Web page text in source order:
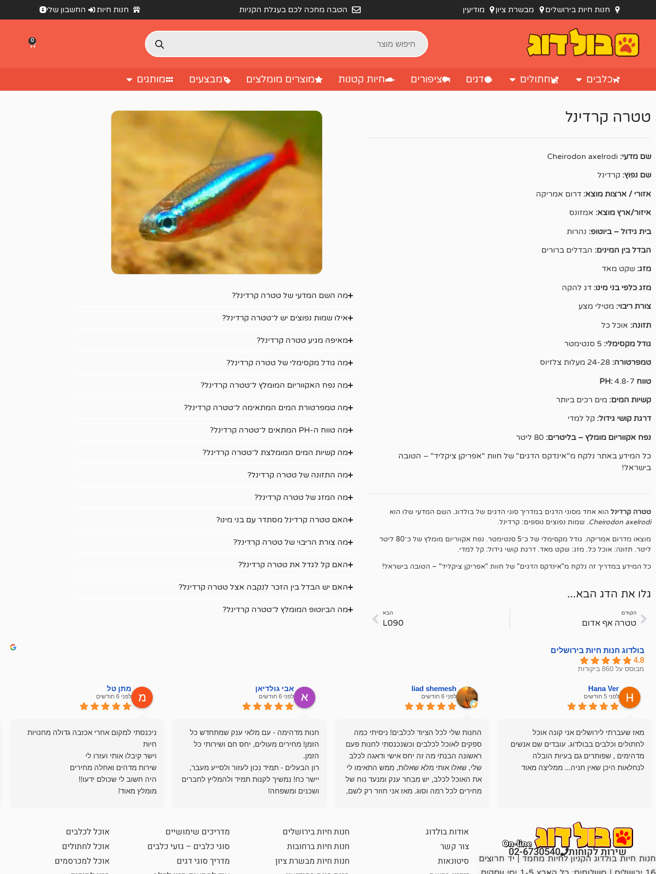
חנות חיות בירושלים מבשרת ציון מודיעין הטבה מחכה לכם בעגלת הקניות חנות חיות החשבון שלי
0
כלבים חתולים דגים ציפורים חיות קטנות מוצרים מומלצים מבצעים מותגים
טטרה קרדינל
שם מדעי:
שם נפוץ: קרדינל
אזורי / ארצות מוצא: דרום אמריקה
איזור/ארץ מוצא: אמזונס
בית גידול – ביוטופ: נהרות
הבדל בין המינים: הבדלים ברורים
מזג: שקט מאד
מזג כלפי בני מינו: דג להקה
צורת ריבוי: מטילי מצע
תזונה: אוכל כל
גודל מקסימלי:
טמפרטורה:
טווח PH: 4.8-7
קשיות המים: מים רכים ביותר
דרגת קושי גידול: קל למדי
נפח אקווריום מומלץ – בליטרים:
כל המידע באתר נלקח מ"אינדקס הדגים" של חוות "אפריקן ציקליד" – הטובה
בישראל!
טטרה קרדינל הוא אחד מסוגי הדגים במדריך סוגי הדגים של בולדוג. השם המדעי שלו הוא
Cheirodon axelrodi. שמות נפוצים נוספים: קרדינל.
מוצאו מדרום אמריקה. גודל מקסימלי של כ־5 סנטימטר. נפח אקווריום מומלץ של כ־80 ליטר
ליטר. תזונה: אוכל כל. מזג: שקט מאד. דרגת קושי גידול: קל למדי.
כל המידע במדריך זה נלקח מ"אינדקס הדגים" של חוות "אפריקן ציקליד" – הטובה בישראל!
גלו את הדג הבא...
הקודם
טטרה אף אדום
הבא
L090
מה השם המדעי של טטרה קרדינל?
אילו שמות נפוצים יש ל־טטרה קרדינל?
מאיפה מגיע טטרה קרדינל?
מה גודל מקסימלי של טטרה קרדינל?
מה נפח האקווריום המומלץ ל־טטרה קרדינל?
מה טמפרטורת המים המתאימה ל־טטרה קרדינל?
מה טווח ה-PH המתאים ל־טטרה קרדינל?
מה קשיות המים המומלצת ל־טטרה קרדינל?
מה התזונה של טטרה קרדינל?
מה המזג של טטרה קרדינל?
האם טטרה קרדינל מסתדר עם בני מינו?
מה צורת הריבוי של טטרה קרדינל?
האם קל לגדל את טטרה קרדינל?
האם יש הבדל בין הזכר לנקבה אצל טטרה קרדינל?
מה הביוטופ המומלץ ל־טטרה קרדינל?
בולדוג חנות חיות בירושלים
4.8
מבוסס על 860 ביקורות
Hana Ver
לפני 5 חודשים
מאז שעברתי לירושלים אני קונה אוכל
לחתולים וכלבים בבולדוג. עובדים שם אנשים
מדהימים , שפותרים גם בעיות הובלה
לנחלאות היכן שאין חניה... ממליצה מאוד
liad shemesh
לפני 6 חודשים
החנות שלי לכל הציוד לכלבים! ניסיתי כמה
ספקים לאוכל לכלבים וכשנכנסתי לחנות פעם
ראשונה הבנתי מה זה יחס אישי ודאגה לכלב
שלי, שאלו אותי מלא שאלות, ממש התאימו לי
את האוכל לכלב, יש מבחר ענק ומנעד נוח של
מחירים לכל רמה וסוג. מאז אני חוזר רק לשם,
אבי גולדיאן
לפני 6 חודשים
חנות מדהימה - עם מלאי ענק שמתחדש כל
הזמן! מחירים מעולים, יחס חם ושירותי כל
רון הבעלים - תמיד נכון לעזור ולסייע מעבר,
יישר כח! נמשיך לקנות תמיד ולהמליץ לחברים
ושכנים ומשפחה!
מתן טל
לפני 6 חודשים
ניכנסתי למקום אחרי אכזבה גדולה מחנויות
מומלץ מאוד!
שירות לקוחות 02-6730540
חנות חיות בולדוג הקניון לחיות מחמד | יד חרוצים
אודות בולדוג
צור קשר
סיטונאות
חנות חיות בירושלים
חנות חיות ברחובות
חנות חיות מבשרת ציון
מדריכים שימושיים
סוגי כלבים – גזעי כלבים
מדריך סוגי דגים
אוכל לכלבים
אוכל לחתולים
אוכל למכרסמים